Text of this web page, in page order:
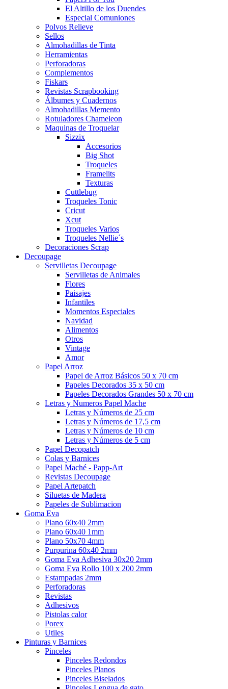
El Altillo de los Duendes
Especial Comuniones
Polvos Relieve
Sellos
Almohadillas de Tinta
Herramientas
Perforadoras
Complementos
Fiskars
Revistas Scrapbooking
Álbumes y Cuadernos
Almohadillas Memento
Rotuladores Chameleon
Maquinas de Troquelar
Sizzix
Accesorios
Big Shot
Troqueles
Framelits
Texturas
Cuttlebug
Troqueles Tonic
Cricut
Xcut
Troqueles Varios
Troqueles Nellie´s
Decoraciones Scrap
Decoupage
Servilletas Decoupage
Servilletas de Animales
Flores
Paisajes
Infantiles
Momentos Especiales
Navidad
Alimentos
Otros
Vintage
Amor
Papel Arroz
Papel de Arroz Básicos 50 x 70 cm
Papeles Decorados 35 x 50 cm
Papeles Decorados Grandes 50 x 70 cm
Letras y Numeros Papel Mache
Letras y Números de 25 cm
Letras y Números de 17,5 cm
Letras y Números de 10 cm
Letras y Números de 5 cm
Papel Decopatch
Colas y Barnices
Papel Maché - Papp-Art
Revistas Decoupage
Papel Artepatch
Siluetas de Madera
Papeles de Sublimacion
Goma Eva
Plano 60x40 2mm
Plano 60x40 1mm
Plano 50x70 4mm
Purpurina 60x40 2mm
Goma Eva Adhesiva 30x20 2mm
Goma Eva Rollo 100 x 200 2mm
Estampadas 2mm
Perforadoras
Revistas
Adhesivos
Pistolas calor
Porex
Utiles
Pinturas y Barnices
Pinceles
Pinceles Redondos
Pinceles Planos
Pinceles Biselados